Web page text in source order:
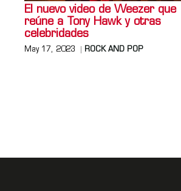
El nuevo video de Weezer que
reúne a Tony Hawk y otras
celebridades
May 17, 2023 ROCK AND POP